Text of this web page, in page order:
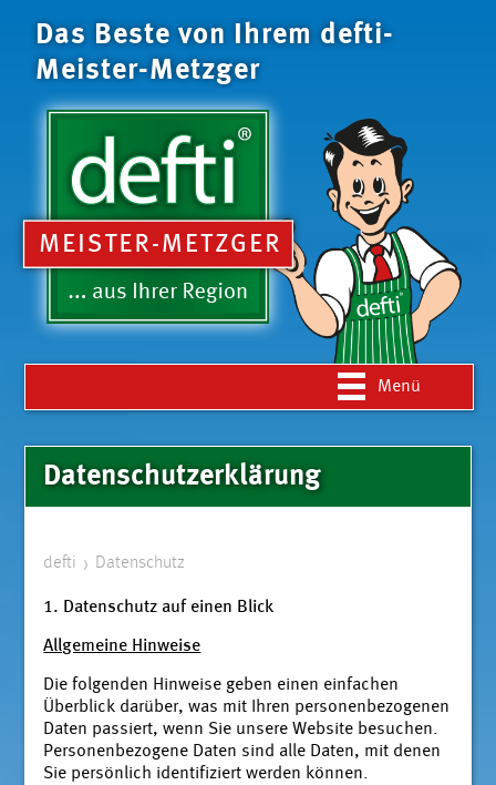
Das Beste von Ihrem defti-
Meister-Metzger
Menü
defti Datenschutz
Datenschutzerklärung
1. Datenschutz auf einen Blick
Allgemeine Hinweise
Die folgenden Hinweise geben einen einfachen
Überblick darüber, was mit Ihren personenbezogenen
Daten passiert, wenn Sie unsere Website besuchen.
Personenbezogene Daten sind alle Daten, mit denen
Sie persönlich identifiziert werden können.